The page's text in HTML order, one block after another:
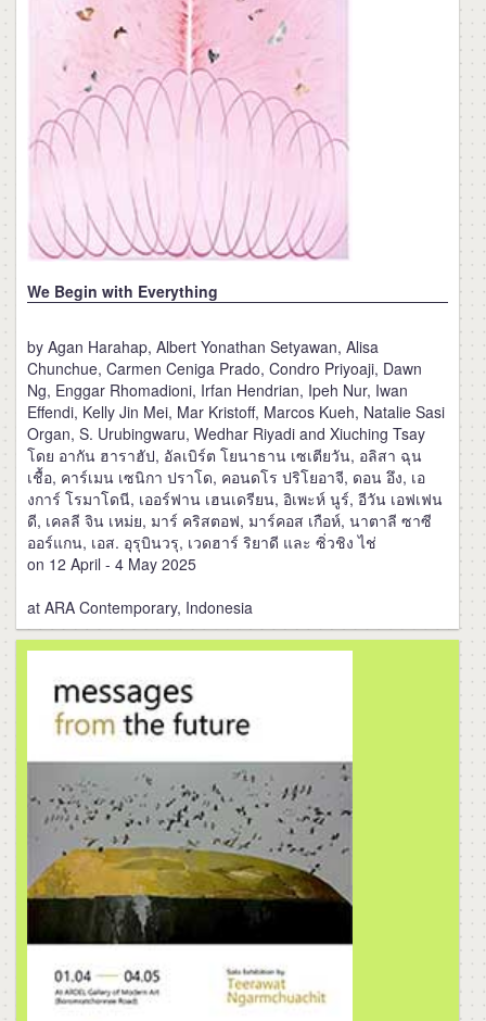
We Begin with Everything
by Agan Harahap, Albert Yonathan Setyawan, Alisa
Chunchue, Carmen Ceniga Prado, Condro Priyoaji, Dawn
Ng, Enggar Rhomadioni, Irfan Hendrian, Ipeh Nur, Iwan
Effendi, Kelly Jin Mei, Mar Kristoff, Marcos Kueh, Natalie Sasi
Organ, S. Urubingwaru, Wedhar Riyadi and Xiuching Tsay
โดย อากัน ฮาราฮัป, อัลเบิร์ต โยนาธาน เซเตียวัน, อลิสา ฉุน
เชื้อ, คาร์เมน เซนิกา ปราโด, คอนดโร ปริโยอาจี, ดอน อึง, เอ
งการ์ โรมาโดนี, เออร์ฟาน เฮนเดรียน, อิเพะห์ นูร์, อีวัน เอฟเฟน
ดี, เคลลี จิน เหม่ย, มาร์ คริสตอฟ, มาร์คอส เกือห์, นาตาลี ซาซี
ออร์แกน, เอส. อุรุบินวรุ, เวดฮาร์ ริยาดี และ ซิ่วชิง ไช่
on 12 April - 4 May 2025
at ARA Contemporary, Indonesia